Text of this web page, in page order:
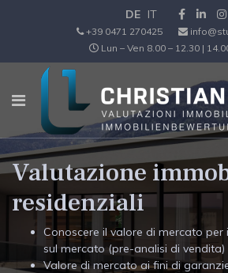
DE IT
+39 0471 270425
Lun – Ven 8.00 – 12.30 |
Valutazione
residenziali
Conoscere il valore di mercato per
sul mercato (pre-analisi di vendita)
Valore di mercato ai fini di